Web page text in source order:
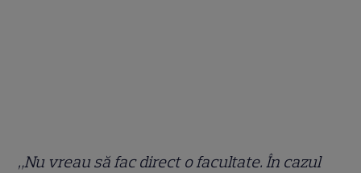
„Nu vreau să fac direct o facultate. În cazul